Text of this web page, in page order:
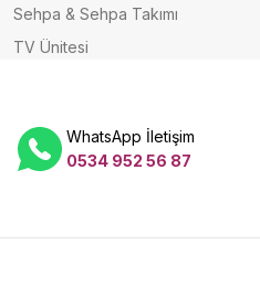
Sehpa & Sehpa Takımı
TV Ünitesi
WhatsApp İletişim
0534 952 56 87